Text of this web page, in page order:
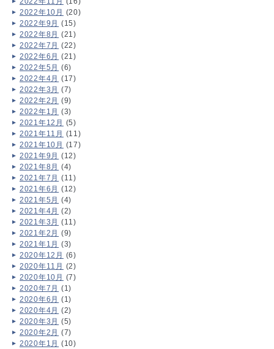
2022年10月 (20)
2022年9月 (15)
2022年8月 (21)
2022年7月 (22)
2022年6月 (21)
2022年5月 (6)
2022年4月 (17)
2022年3月 (7)
2022年2月 (9)
2022年1月 (3)
2021年12月 (5)
2021年11月 (11)
2021年10月 (17)
2021年9月 (12)
2021年8月 (4)
2021年7月 (11)
2021年6月 (12)
2021年5月 (4)
2021年4月 (2)
2021年3月 (11)
2021年2月 (9)
2021年1月 (3)
2020年12月 (6)
2020年11月 (2)
2020年10月 (7)
2020年7月 (1)
2020年6月 (1)
2020年4月 (2)
2020年3月 (5)
2020年2月 (7)
2020年1月 (10)